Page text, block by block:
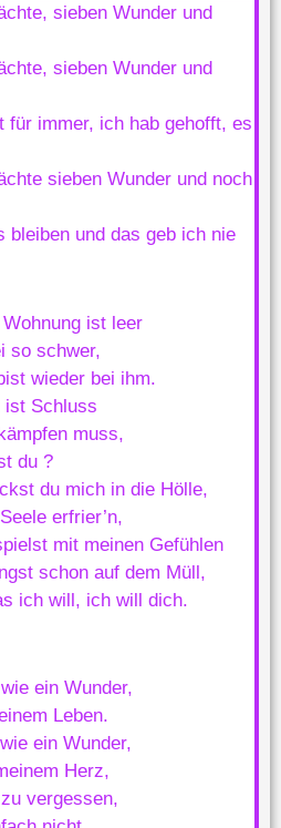
sieben Wunder und
sieben Wunder und
für immer, ich hab gehofft, es
sieben Wunder und noch
bleiben und das geb ich nie
ist leer
so schwer,
wieder bei ihm.
ist Schluss
muss,
du ?
du mich in die Hölle,
erfrier’n,
mit meinen Gefühlen
schon auf dem Müll,
ich will, ich will dich.
ein Wunder,
Leben.
ein Wunder,
Herz,
vergessen,